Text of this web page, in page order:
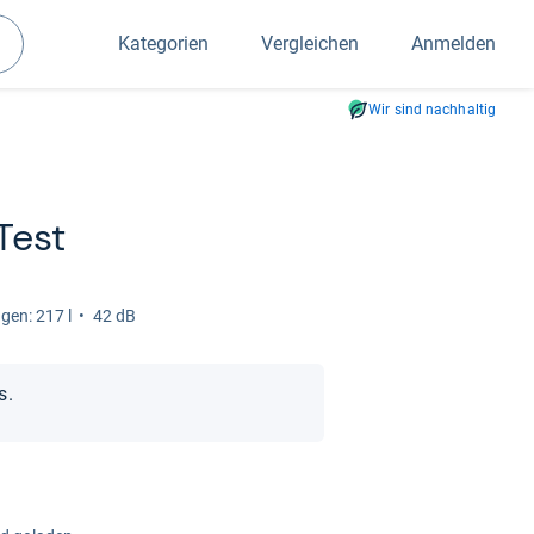
Kategorien Vergleichen Anmelden
Wir sind nachhaltig
217 l 42 dB